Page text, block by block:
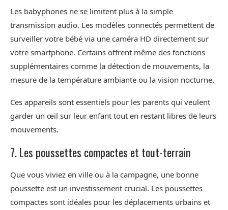
Les babyphones ne se limitent plus à la simple
transmission audio. Les modèles connectés permettent de
surveiller votre bébé via une caméra HD directement sur
votre smartphone. Certains offrent même des fonctions
supplémentaires comme la détection de mouvements, la
mesure de la température ambiante ou la vision nocturne.
Ces appareils sont essentiels pour les parents qui veulent
garder un œil sur leur enfant tout en restant libres de leurs
mouvements.
7. Les poussettes compactes et tout-terrain
Que vous viviez en ville ou à la campagne, une bonne
poussette est un investissement crucial. Les poussettes
compactes sont idéales pour les déplacements urbains et